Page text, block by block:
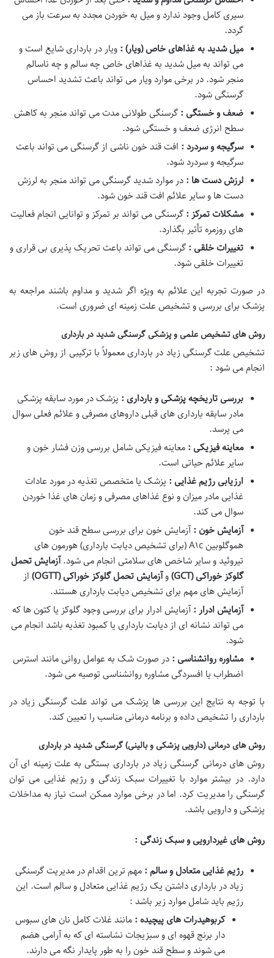
سیری کامل وجود ندارد و میل به خوردن مجدد به سرعت باز می
گردد.
میل شدید به غذاهای خاص (ویار) : ویار در بارداری شایع است و
می تواند به میل شدید به غذاهای خاص چه سالم و چه ناسالم
منجر شود. در برخی موارد ویار می تواند باعث تشدید احساس
گرسنگی شود.
ضعف و خستگی : گرسنگی طولانی مدت می تواند منجر به کاهش
سطح انرژی ضعف و خستگی شود.
سرگیجه و سردرد : افت قند خون ناشی از گرسنگی می تواند باعث
سرگیجه و سردرد شود.
لرزش دست ها : در موارد شدید گرسنگی می تواند منجر به لرزش
دست ها و سایر علائم افت قند خون شود.
مشکلات تمرکز : گرسنگی می تواند بر تمرکز و توانایی انجام فعالیت
های روزمره تأثیر بگذارد.
تغییرات خلقی : گرسنگی می تواند باعث تحریک پذیری بی قراری و
تغییرات خلقی شود.
در صورت تجربه این علائم به ویژه اگر شدید و مداوم باشند مراجعه به
پزشک برای بررسی و تشخیص علت زمینه ای ضروری است.
روش های تشخیص علمی و پزشکی گرسنگی شدید در بارداری
تشخیص علت گرسنگی زیاد در بارداری معمولاً با ترکیبی از روش های زیر
انجام می شود :
بررسی تاریخچه پزشکی و بارداری : پزشک در مورد سابقه پزشکی
مادر سابقه بارداری های قبلی داروهای مصرفی و علائم فعلی سوال
می پرسد.
معاینه فیزیکی : معاینه فیزیکی شامل بررسی وزن فشار خون و
سایر علائم حیاتی است.
ارزیابی رژیم غذایی : پزشک یا متخصص تغذیه در مورد عادات
غذایی مادر میزان و نوع غذاهای مصرفی و زمان های غذا خوردن
سوال می کند.
آزمایش خون :آزمایش خون برای بررسی سطح قند خون
هموگلوبین A۱c (برای تشخیص دیابت بارداری) هورمون های
تیروئید و سایر شاخص های سلامتی انجام می شود.آزمایش تحمل
گلوکز خوراکی(GCT) وآزمایش تحمل گلوکز خوراکی(OGTT)
از
آزمایش های مهم برای تشخیص دیابت بارداری هستند.
آزمایش ادرار :آزمایش ادرار برای بررسی وجود گلوکز یا کتون ها که
می تواند نشانه ای از دیابت بارداری یا کمبود تغذیه باشد انجام می
شود.
مشاوره روانشناسی : در صورت شک به عوامل روانی مانند استرس
اضطراب یا افسردگی مشاوره روانشناسی توصیه می شود.
با توجه به نتایج این بررسی ها پزشک می تواند علت گرسنگی زیاد در
بارداری را تشخیص داده و برنامه درمانی مناسب را تعیین کند.
روش های درمانی (دارویی پزشکی و بالینی) گرسنگی شدید در بارداری
روش های درمانی گرسنگی زیاد در بارداری بستگی به علت زمینه ای آن
دارد. در بیشتر موارد با تغییرات سبک زندگی و رژیم غذایی می توان
گرسنگی را مدیریت کرد. اما در برخی موارد ممکن است نیاز به مداخلات
پزشکی و دارویی باشد.
روش های غیردارویی و سبک زندگی :
رژیم غذایی متعادل و سالم : مهم ترین اقدام در مدیریت گرسنگی
زیاد در بارداری داشتن یک رژیم غذایی متعادل و سالم است. این
رژیم باید شامل موارد زیر باشد :
کربوهیدرات های پیچیده : مانند غلات کامل نان های سبوس
دار برنج قهوه ای و سبزیجات نشاسته ای که به آرامی هضم
می شوند و سطح قند خون را به طور پایدار نگه می دارند.